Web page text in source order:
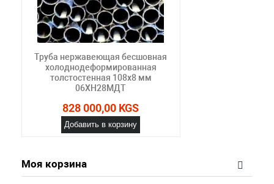
Труба нержавеющая бесшовная
холоднодеформированная
толстостенная 108х8 мм
06ХН28МДТ
828 000,00 KGS
Добавить в корзину
Моя корзина